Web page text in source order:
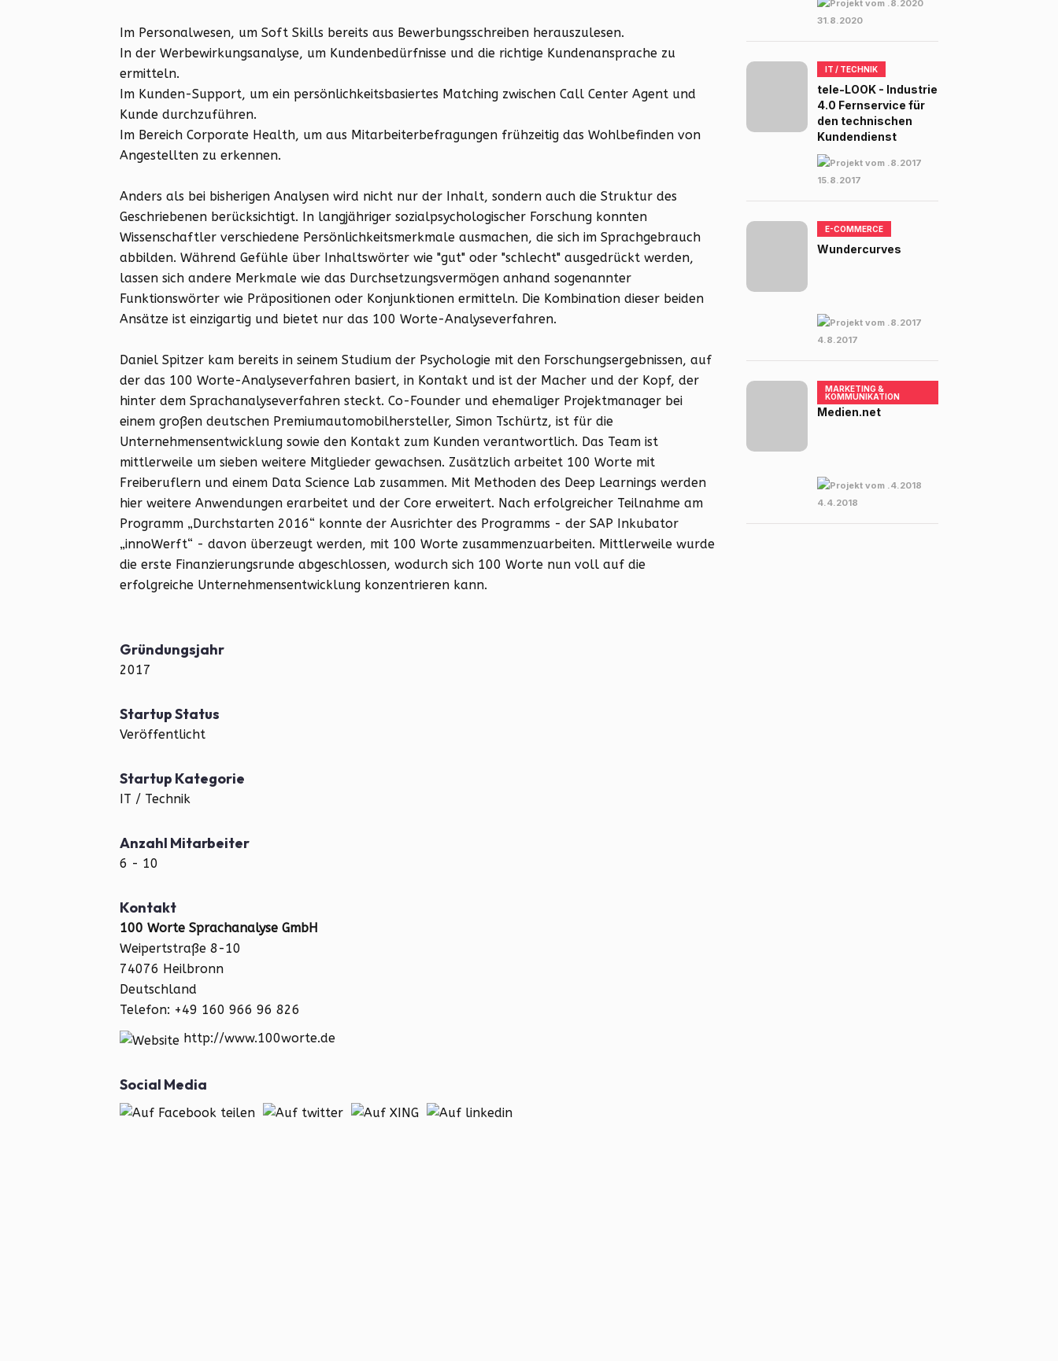
Im Personalwesen, um Soft Skills bereits aus Bewerbungsschreiben herauszulesen.
In der Werbewirkungsanalyse, um Kundenbedürfnisse und die richtige Kundenansprache zu
ermitteln.
Im Kunden-Support, um ein persönlichkeitsbasiertes Matching zwischen Call Center Agent und
Kunde durchzuführen.
Im Bereich Corporate Health, um aus Mitarbeiterbefragungen frühzeitig das Wohlbefinden von
Angestellten zu erkennen.
Anders als bei bisherigen Analysen wird nicht nur der Inhalt, sondern auch die Struktur des
Geschriebenen berücksichtigt. In langjähriger sozialpsychologischer Forschung konnten
Wissenschaftler verschiedene Persönlichkeitsmerkmale ausmachen, die sich im Sprachgebrauch
abbilden. Während Gefühle über Inhaltswörter wie "gut" oder "schlecht" ausgedrückt werden,
lassen sich andere Merkmale wie das Durchsetzungsvermögen anhand sogenannter
Funktionswörter wie Präpositionen oder Konjunktionen ermitteln. Die Kombination dieser beiden
Ansätze ist einzigartig und bietet nur das 100 Worte-Analyseverfahren.
Daniel Spitzer kam bereits in seinem Studium der Psychologie mit den Forschungsergebnissen, auf
der das 100 Worte-Analyseverfahren basiert, in Kontakt und ist der Macher und der Kopf, der
hinter dem Sprachanalyseverfahren steckt. Co-Founder und ehemaliger Projektmanager bei
einem großen deutschen Premiumautomobilhersteller, Simon Tschürtz, ist für die
Unternehmensentwicklung sowie den Kontakt zum Kunden verantwortlich. Das Team ist
mittlerweile um sieben weitere Mitglieder gewachsen. Zusätzlich arbeitet 100 Worte mit
Freiberuflern und einem Data Science Lab zusammen. Mit Methoden des Deep Learnings werden
hier weitere Anwendungen erarbeitet und der Core erweitert. Nach erfolgreicher Teilnahme am
Programm „Durchstarten 2016“ konnte der Ausrichter des Programms - der SAP Inkubator
„innoWerft“ - davon überzeugt werden, mit 100 Worte zusammenzuarbeiten. Mittlerweile wurde
die erste Finanzierungsrunde abgeschlossen, wodurch sich 100 Worte nun voll auf die
erfolgreiche Unternehmensentwicklung konzentrieren kann.
Gründungsjahr
2017
Startup Status
Veröffentlicht
Startup Kategorie
IT / Technik
Anzahl Mitarbeiter
6 - 10
Kontakt
100 Worte Sprachanalyse GmbH
Weipertstraße 8-10
74076 Heilbronn
Deutschland
Telefon: +49 160 966 96 826
http://www.100worte.de
Social Media
31.8.2020
IT / TECHNIK
tele-LOOK - Industrie
4.0 Fernservice für
den technischen
Kundendienst
15.8.2017
E-COMMERCE
Wundercurves
4.8.2017
MARKETING &
KOMMUNIKATION
Medien.net
4.4.2018